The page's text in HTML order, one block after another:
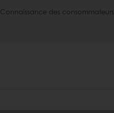
Connaissance des consommateurs